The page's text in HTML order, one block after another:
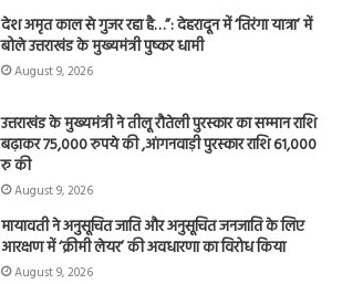
देश अमृत काल से गुजर रहा है…”: देहरादून में ‘तिरंगा यात्रा’ में
बोले उत्तराखंड के मुख्यमंत्री पुष्कर धामी
August 9, 2026
उत्तराखंड के मुख्यमंत्री ने तीलू रौतेली पुरस्कार का सम्मान राशि
बढ़ाकर 75,000 रुपये की ,आंगनवाड़ी पुरस्कार राशि 61,000
रु की
August 9, 2026
मायावती ने अनुसूचित जाति और अनुसूचित जनजाति के लिए
आरक्षण में ‘क्रीमी लेयर’ की अवधारणा का विरोध किया
August 9, 2026